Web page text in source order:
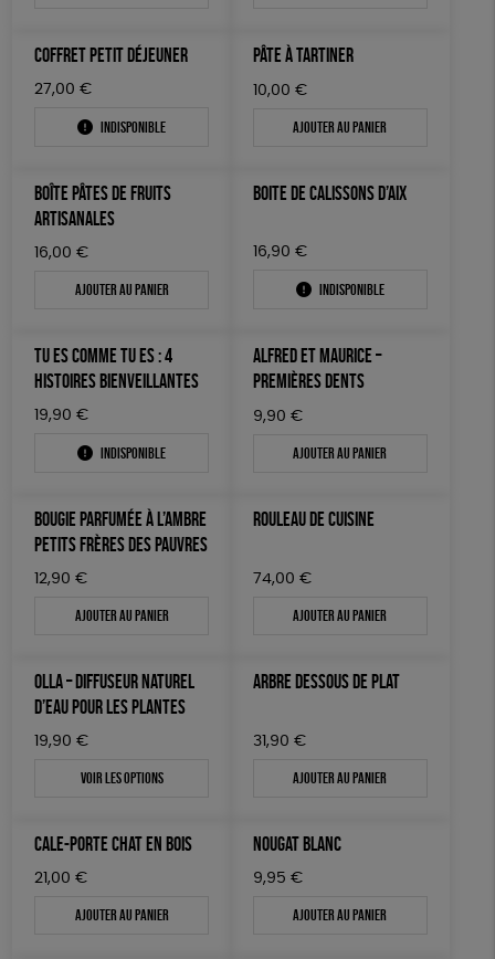
COFFRET PETIT DÉJEUNER
27,00 €
Indisponible
PÂTE À TARTINER
10,00 €
Ajouter au panier
BOÎTE PÂTES DE FRUITS
ARTISANALES
16,00 €
Ajouter au panier
BOITE DE CALISSONS D’AIX
16,90 €
Indisponible
TU ES COMME TU ES : 4
HISTOIRES BIENVEILLANTES
19,90 €
Indisponible
ALFRED ET MAURICE –
PREMIÈRES DENTS
9,90 €
Ajouter au panier
BOUGIE PARFUMÉE À L’AMBRE
PETITS FRÈRES DES PAUVRES
12,90 €
Ajouter au panier
ROULEAU DE CUISINE
74,00 €
Ajouter au panier
OLLA – DIFFUSEUR NATUREL
D’EAU POUR LES PLANTES
19,90 €
Voir les options
ARBRE DESSOUS DE PLAT
31,90 €
Ajouter au panier
CALE-PORTE CHAT EN BOIS
21,00 €
Ajouter au panier
NOUGAT BLANC
9,95 €
Ajouter au panier